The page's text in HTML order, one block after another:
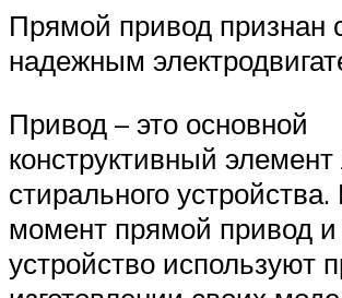
Прямой привод признан
надежным
Привод – это основной
конструктивный
стирального
момент прямой привод и
устройство используют